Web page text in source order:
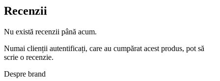
Recenzii
Nu există recenzii până acum.
Numai clienții autentificați, care au cumpărat acest produs, pot să
scrie o recenzie.
Despre brand